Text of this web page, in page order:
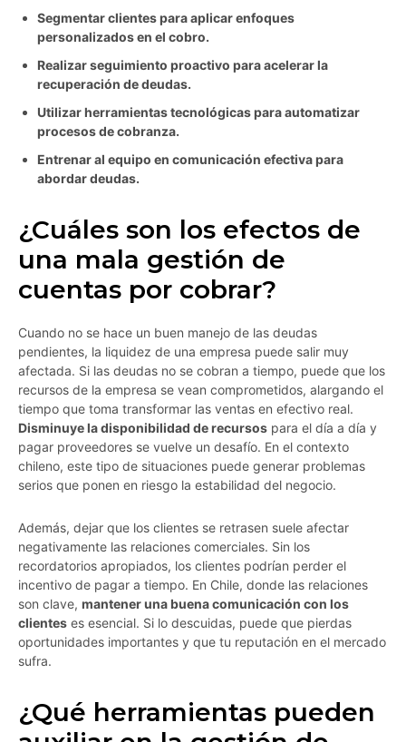
Segmentar clientes para aplicar enfoques
personalizados en el cobro.
Realizar seguimiento proactivo para acelerar la
recuperación de deudas.
Utilizar herramientas tecnológicas para automatizar
procesos de cobranza.
Entrenar al equipo en comunicación efectiva para
abordar deudas.
¿Cuáles son los efectos de
una mala gestión de
cuentas por cobrar?
Cuando no se hace un buen manejo de las deudas
pendientes, la liquidez de una empresa puede salir muy
afectada. Si las deudas no se cobran a tiempo, puede que los
recursos de la empresa se vean comprometidos, alargando el
tiempo que toma transformar las ventas en efectivo real.
Disminuye la disponibilidad de recursos para el día a día y
pagar proveedores se vuelve un desafío. En el contexto
chileno, este tipo de situaciones puede generar problemas
serios que ponen en riesgo la estabilidad del negocio.
Además, dejar que los clientes se retrasen suele afectar
negativamente las relaciones comerciales. Sin los
recordatorios apropiados, los clientes podrían perder el
incentivo de pagar a tiempo. En Chile, donde las relaciones
son clave, mantener una buena comunicación con los
clientes es esencial. Si lo descuidas, puede que pierdas
oportunidades importantes y que tu reputación en el mercado
sufra.
¿Qué herramientas pueden